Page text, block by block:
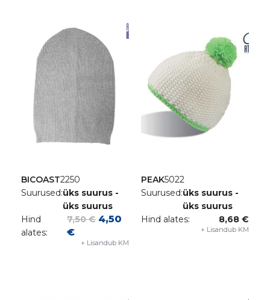
BICOAST2250
Suurused:üks suurus -
üks suurus
Hind
alates:
7,50 € 4,50
€
+ Lisandub KM
PEAK5022
Suurused:üks suurus -
üks suurus
Hind alates:
8,68 €
+ Lisandub KM